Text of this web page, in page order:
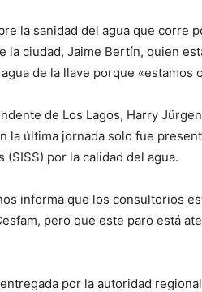
la sanidad del agua que corre
la ciudad, Jaime Bertín, quien
de la llave porque «estamos
de Los Lagos, Harry
la última jornada solo fue
(SISS) por la calidad del agua.
informa que los consultorios
pero que este paro está
por la autoridad